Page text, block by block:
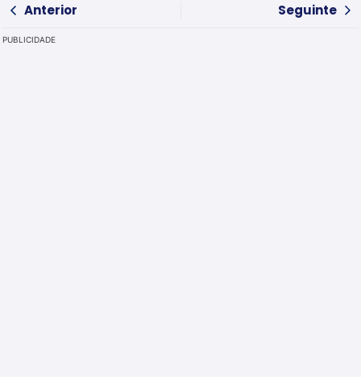
Anterior
Seguinte
PUBLICIDADE